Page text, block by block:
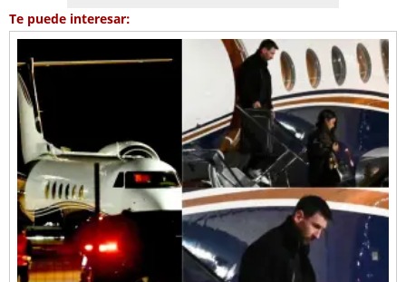
Te puede interesar: